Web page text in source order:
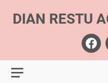
DIAN RESTU